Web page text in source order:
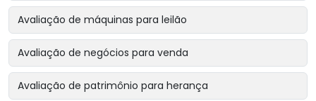
Avaliação de máquinas para leilão
Avaliação de negócios para venda
Avaliação de patrimônio para herança